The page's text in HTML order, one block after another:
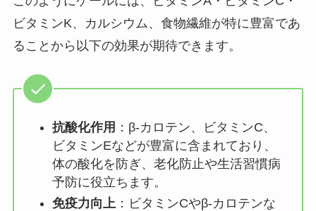
ビタミンK、カルシウム、食物繊維が特に豊富であ
ることから以下の効果が期待できます。
抗酸化作用 ：β-カロテン、ビタミンC、
ビタミンEなどが豊富に含まれており、
体の酸化を防ぎ、老化防止や生活習慣病
予防に役立ちます。
免疫力向上：ビタミンCやβ-カロテンな